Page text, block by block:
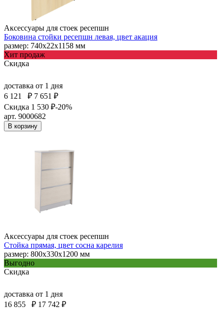
Аксессуары для стоек ресепшн
Боковина стойки ресепшн левая, цвет акация
размер: 740х22х1158 мм
Хит продаж
Скидка
доставка от 1 дня
6 121
₽ 7 651 ₽
Скидка 1 530 ₽-20%
арт. 9000682
В корзину
Аксессуары для стоек ресепшн
Стойка прямая, цвет сосна карелия
размер: 800x330x1200 мм
Выгодно
Скидка
доставка от 1 дня
16 855
₽ 17 742 ₽